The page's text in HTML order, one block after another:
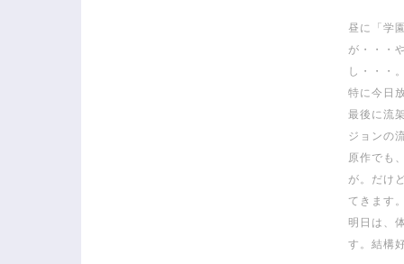
昼に「学
が・・・
し・・・
特に今日
最後に流
ジョンの
原作でも
が。だけ
てきます
明日は、
す。結構